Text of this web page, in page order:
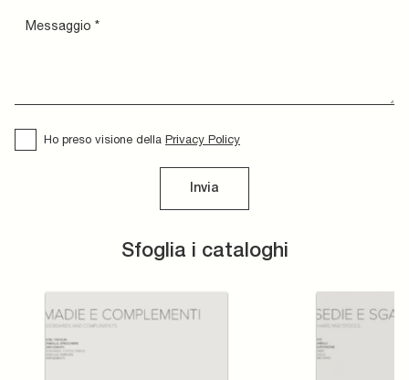
Sfoglia i cataloghi
Ho preso visione della Privacy Policy
Invia